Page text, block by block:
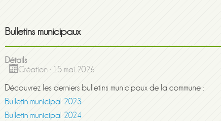
Bulletins municipaux
Détails
Création : 15 mai 2026
Découvrez les derniers bulletins municipaux de la commune :
Bulletin municipal 2023
Bulletin municipal 2024